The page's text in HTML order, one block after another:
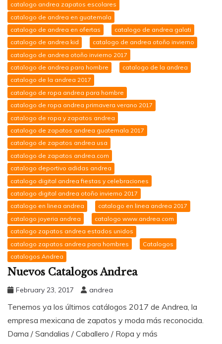
catalogo andrea zapatos escolares
catalogo de andrea en guatemala
catalogo de andrea en ofertas
catalogo de andrea galati
catalogo de andrea kid
catalogo de andrea otoño invierno
catalogo de andrea otoño invierno 2017
catalogo de andrea para hombre
catalogo de la andrea
catalogo de la andrea 2017
catalogo de ropa andrea para hombre
catalogo de ropa andrea primavera verano 2017
catalogo de ropa y zapatos andrea
catalogo de zapatos andrea guatemala 2017
catalogo de zapatos andrea usa
catalogo de zapatos andrea.com
catalogo deportivo adidas andrea
catalogo digital andrea fiestas y celebraciones
catalogo digital andrea otoño invierno 2017
catalogo en linea andrea
catalogo en linea andrea 2017
catalogo joyeria andrea
catalogo www.andrea.com
catalogo zapatos andrea estados unidos
catalogo zapatos andrea para hombres
Catalogos
catalogos Andrea
Nuevos Catalogos Andrea
February 23, 2017 andrea
Tenemos ya los últimos catálogos 2017 de Andrea, la
empresa mexicana de zapatos y moda más reconocida.
Dama / Sandalias / Caballero / Ropa y más